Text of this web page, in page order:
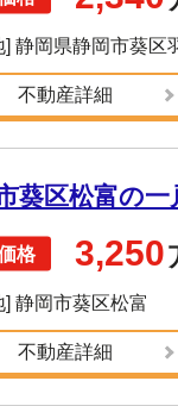
] 静岡県静岡市葵区
不動産詳細
葵区松富の
3,250
] 静岡市葵区松富
不動産詳細